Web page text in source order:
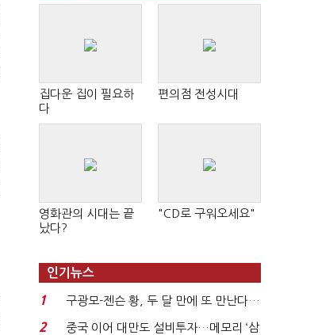
집다운 집이 필요하
다
편의점 전성시대
영화관의 시대는 끝
났다?
"CD로 구워오세요"
인기뉴스
1
구광모-젠슨 황, 두 달 만에 또 만난다…
로봇·AI 등 논...
2
중국 이어 대만도 설비투자…메모리 ‘삼